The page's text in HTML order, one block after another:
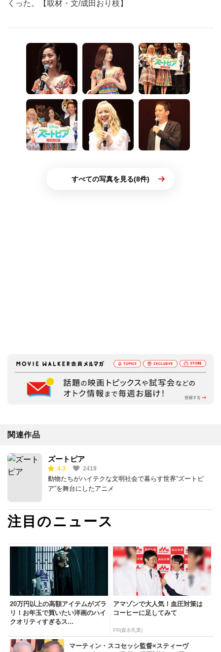
くった。【取材・文/成田おり枝】
すべての写真を見る(8件)
関連作品
ズートピア
4.3 2419
動物たちがハイテクな文明社会で暮らす世界“ズートピ
ア”を舞台にしたアニメ
注目のニュース
20万円以上の高額アイテムがズラ
リ！お年玉で買いたい洋画のハイ
クオリティすぎるス...
アマゾンで大人気！血圧対策は
コーヒーに足してみて
PR(森永乳業)
マーティン・スコセッシ監督×スティーヴ